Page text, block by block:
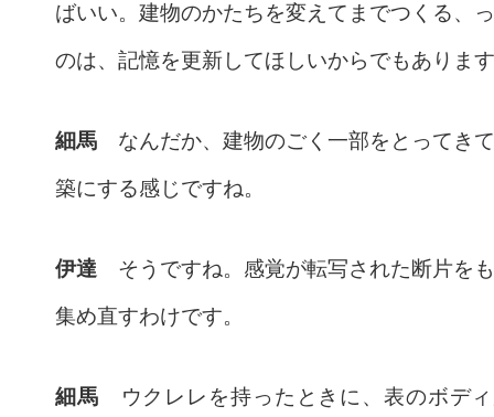
ばいい。建物のかたちを変えてまでつくる、
のは、記憶を更新してほしいからでもありま
細馬 なんだか、建物のごく一部をとってき
築にする感じですね。
伊達 そうですね。感覚が転写された断片を
集め直すわけです。
細馬 ウクレレを持ったときに、表のボデ